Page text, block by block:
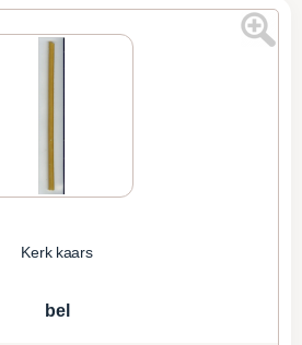
Kerk kaars
bel